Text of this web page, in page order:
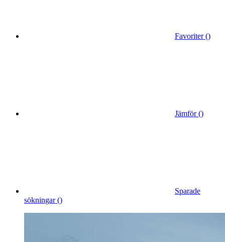
Favoriter ()
Jämför ()
Sparade
sökningar ()